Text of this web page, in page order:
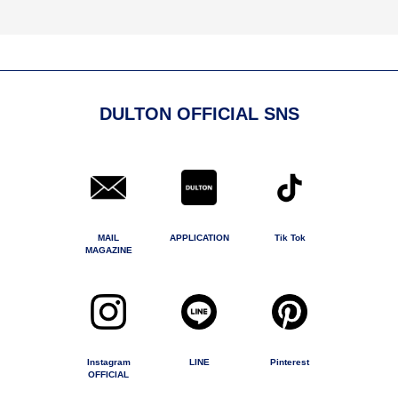
DULTON OFFICIAL SNS
MAIL
MAGAZINE
APPLICATION Tik Tok
Instagram
OFFICIAL
LINE Pinterest